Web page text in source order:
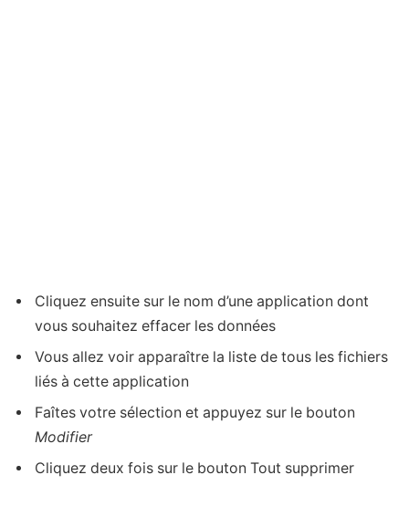
Cliquez ensuite sur le nom d’une application dont
vous souhaitez effacer les données
Vous allez voir apparaître la liste de tous les fichiers
liés à cette application
Faîtes votre sélection et appuyez sur le bouton
Modifier
Cliquez deux fois sur le bouton Tout supprimer